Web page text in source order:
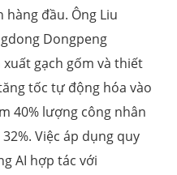
đầu. Ông Liu
Dongpeng
gạch gốm và thiết
tốc tự động hóa vào
40% lượng công nhân
Việc áp dụng quy
AI hợp tác với